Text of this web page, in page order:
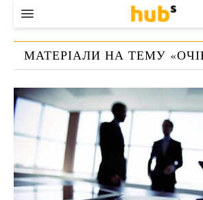
ВЛАДА
ЕКОНОМІКА
БІЗНЕС
СТАРТЕР
КОНТАКТИ
МАТЕРІАЛИ НА ТЕМУ «